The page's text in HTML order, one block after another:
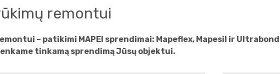
remontui
– patikimi MAPEI sprendimai: Mapeflex, Mapesil ir
tinkamą sprendimą Jūsų objektui.